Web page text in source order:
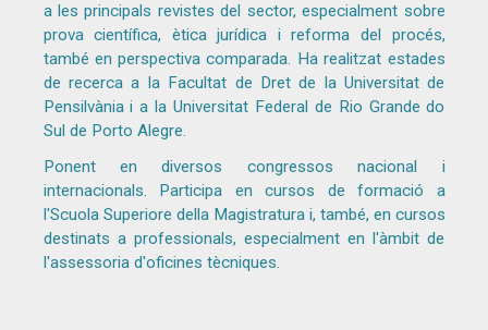
a les principals revistes del sector, especialment sobre
prova científica, ètica jurídica i reforma del procés,
també en perspectiva comparada. Ha realitzat estades
de recerca a la Facultat de Dret de la Universitat de
Pensilvània i a la Universitat Federal de Rio Grande do
Sul de Porto Alegre.
Ponent en diversos congressos nacional i
internacionals. Participa en cursos de formació a
l'Scuola Superiore della Magistratura i, també, en cursos
destinats a professionals, especialment en l'àmbit de
l'assessoria d'oficines tècniques.